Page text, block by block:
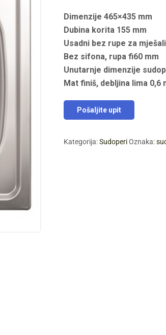
Dimenzije 465×435 mm
Dubina korita 155 mm
Usadni bez rupe za
Bez sifona, rupa fi60 mm
Unutarnje dimenzije
Mat finiš, debljina lima 0,6
Pošaljite upit
Kategorija:Sudoperi Oznaka: